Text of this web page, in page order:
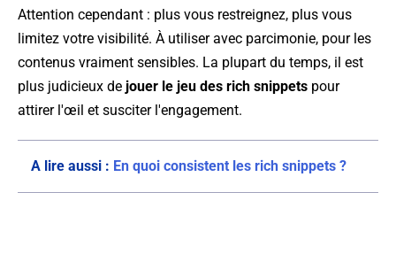
Attention cependant : plus vous restreignez, plus vous
limitez votre visibilité. À utiliser avec parcimonie, pour les
contenus vraiment sensibles. La plupart du temps, il est
plus judicieux de jouer le jeu des rich snippets pour
attirer l'œil et susciter l'engagement.
A lire aussi : En quoi consistent les rich snippets ?